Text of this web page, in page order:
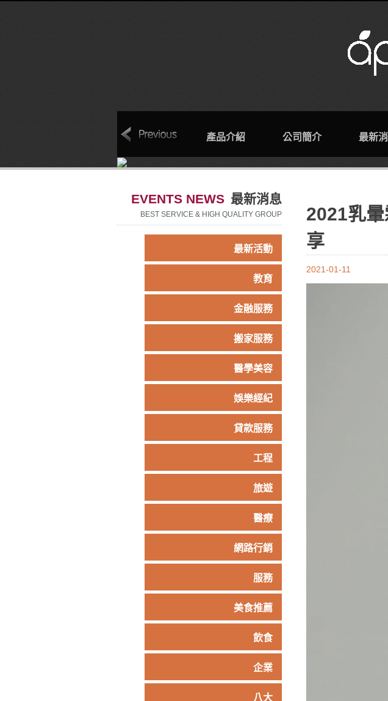
回首頁 產品介紹 公司簡介 最新
EVENTS NEWS 最新消息
BEST SERVICE & HIGH QUALITY GROUP
最新活動
教育
金融服務
搬家服務
醫學美容
娛樂經紀
貸款服務
工程
旅遊
醫療
網路行銷
服務
美食推薦
飲食
企業
八大
2021乳
享
2021-01-11